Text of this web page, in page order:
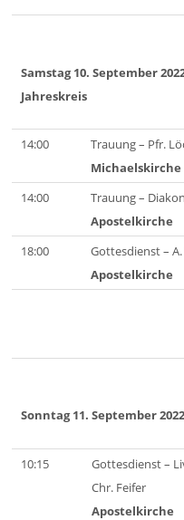
Samstag 10. September
Jahreskreis
14:00
Trauung – Pfr.
Michaelskirche
14:00
Trauung –
Apostelkirche
18:00
Gottesdienst –
Apostelkirche
Sonntag 11. September 2022
10:15
Gottesdienst –
Chr. Feifer
Apostelkirche